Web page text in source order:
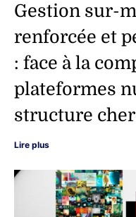
Gestion sur-
renforcée et
: face à la
plateformes
structure
Lire plus